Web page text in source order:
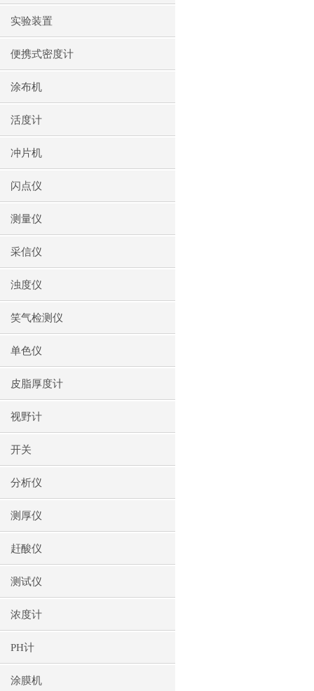
实验装置
便携式密度计
涂布机
活度计
冲片机
闪点仪
测量仪
采信仪
浊度仪
笑气检测仪
单色仪
皮脂厚度计
视野计
开关
分析仪
测厚仪
赶酸仪
测试仪
浓度计
PH计
涂膜机